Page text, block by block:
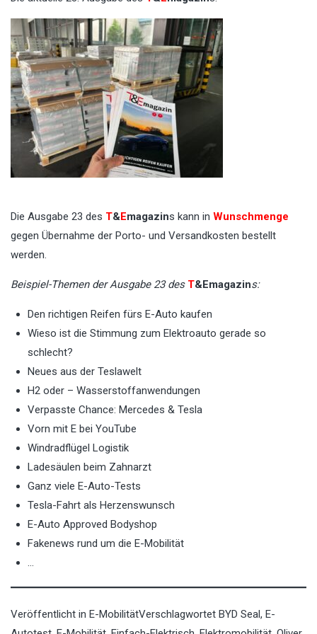
Die Ausgabe 23 des T&Emagazins kann in Wunschmenge
gegen Übernahme der Porto- und Versandkosten bestellt
werden.
Beispiel-Themen der Ausgabe 23 des T&Emagazins:
Den richtigen Reifen fürs E-Auto kaufen
Wieso ist die Stimmung zum Elektroauto gerade so
schlecht?
Neues aus der Teslawelt
H2 oder – Wasserstoffanwendungen
Verpasste Chance: Mercedes & Tesla
Vorn mit E bei YouTube
Windradflügel Logistik
Ladesäulen beim Zahnarzt
Ganz viele E-Auto-Tests
Tesla-Fahrt als Herzenswunsch
E-Auto Approved Bodyshop
Fakenews rund um die E-Mobilität
…
Veröffentlicht in E-MobilitätVerschlagwortet BYD Seal, E-